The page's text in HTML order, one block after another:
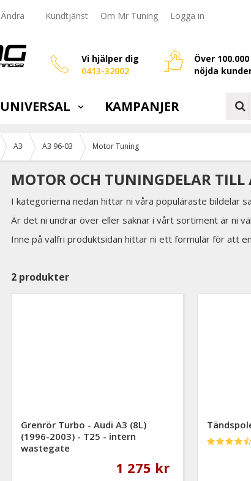
Ändra Kundtjänst Om Mr Tuning Logga in
Vi hjälper dig
0413-32002
Över 100.000
nöjda
UNIVERSAL KAMPANJER
A3 A3 96-03 Motor Tuning
MOTOR OCH TUNINGDELAR
I kategorierna nedan hittar ni våra populäraste bildelar
Är det ni undrar över eller saknar i vårt sortiment är ni
Inne på valfri produktsidan hittar ni ett formulär för att
2 produkter
Grenrör Turbo - Audi A3 (8L)
(1996-2003) - T25 - intern
wastegate
1 275 kr